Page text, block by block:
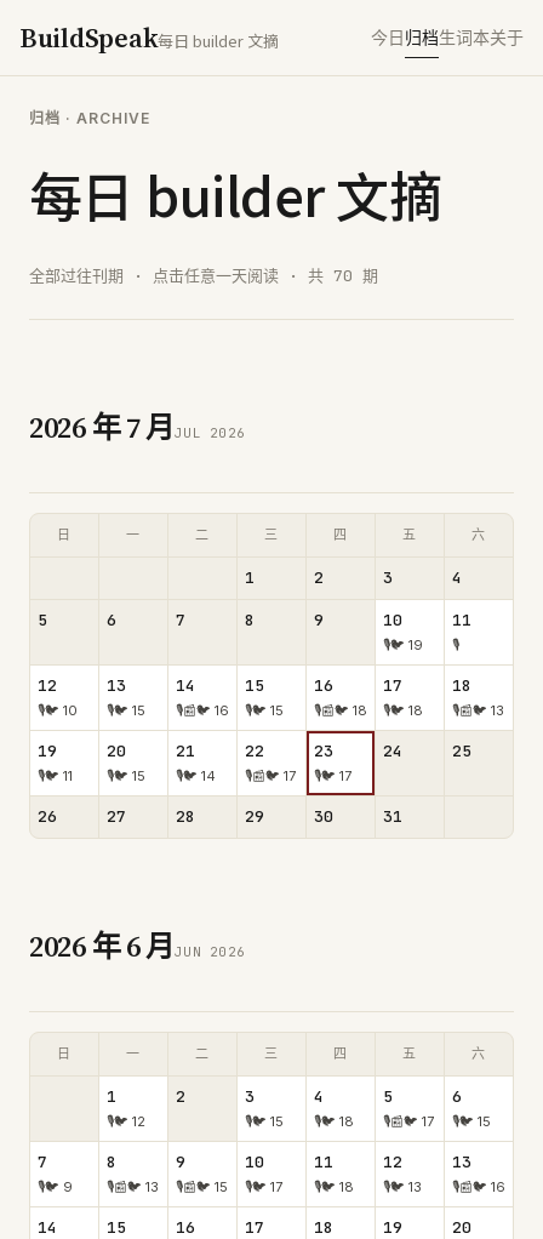
BuildSpeak每日 builder 文摘 今日归档生词本关于
归档 · ARCHIVE
每日 builder 文摘
全部过往刊期 · 点击任意一天阅读 · 共 70 期
2026年7月JUL 2026
日 一 二 三 四 五 六
1 2 3 4
5 6 7 8 9 10
🎙🐦 19
11
🎙
12
🎙🐦 10
13
🎙🐦 15
14
🎙📰🐦 16
15
🎙🐦 15
16
🎙📰🐦 18
17
🎙🐦 18
18
🎙📰🐦 13
19
🎙🐦 11
20
🎙🐦 15
21
🎙🐦 14
22
🎙📰🐦 17
23
🎙🐦 17
24 25
26 27 28 29 30 31
2026年6月JUN 2026
日 一 二 三 四 五 六
1
🎙🐦 12
2 3
🎙🐦 15
4
🎙🐦 18
5
🎙📰🐦 17
6
🎙🐦 15
7
🎙🐦 9
8
🎙📰🐦 13
9
🎙📰🐦 15
10
🎙🐦 17
11
🎙🐦 18
12
🎙🐦 13
13
🎙📰🐦 16
14 15 16 17 18 19 20